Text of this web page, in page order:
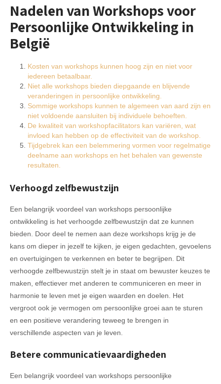
Nadelen van Workshops voor
Persoonlijke Ontwikkeling in
België
Kosten van workshops kunnen hoog zijn en niet voor
iedereen betaalbaar.
Niet alle workshops bieden diepgaande en blijvende
veranderingen in persoonlijke ontwikkeling.
Sommige workshops kunnen te algemeen van aard zijn en
niet voldoende aansluiten bij individuele behoeften.
De kwaliteit van workshopfacilitators kan variëren, wat
invloed kan hebben op de effectiviteit van de workshop.
Tijdgebrek kan een belemmering vormen voor regelmatige
deelname aan workshops en het behalen van gewenste
resultaten.
Verhoogd zelfbewustzijn
Een belangrijk voordeel van workshops persoonlijke
ontwikkeling is het verhoogde zelfbewustzijn dat ze kunnen
bieden. Door deel te nemen aan deze workshops krijg je de
kans om dieper in jezelf te kijken, je eigen gedachten, gevoelens
en overtuigingen te verkennen en beter te begrijpen. Dit
verhoogde zelfbewustzijn stelt je in staat om bewuster keuzes te
maken, effectiever met anderen te communiceren en meer in
harmonie te leven met je eigen waarden en doelen. Het
vergroot ook je vermogen om persoonlijke groei aan te sturen
en een positieve verandering teweeg te brengen in
verschillende aspecten van je leven.
Betere communicatievaardigheden
Een belangrijk voordeel van workshops persoonlijke